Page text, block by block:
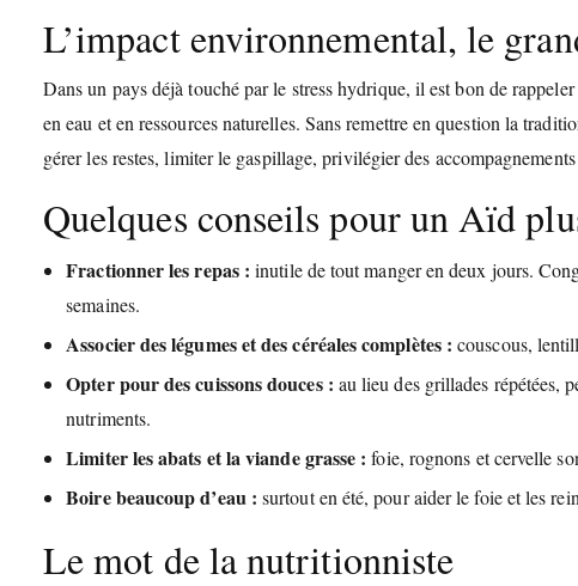
L’impact environnemental, le
Dans un pays déjà touché par le stress hydrique, il est bon de
en eau et en ressources naturelles. Sans remettre en question la
gérer les restes, limiter le gaspillage, privilégier des
Quelques conseils pour un Aïd
Fractionner les repas : inutile de tout manger en deux jours.
semaines.
Associer des légumes et des céréales complètes : couscous,
Opter pour des cuissons douces : au lieu des grillades répétées,
nutriments.
Limiter les abats et la viande grasse : foie, rognons et cervelle
Boire beaucoup d’eau : surtout en été, pour aider le foie et les
Le mot de la nutritionniste